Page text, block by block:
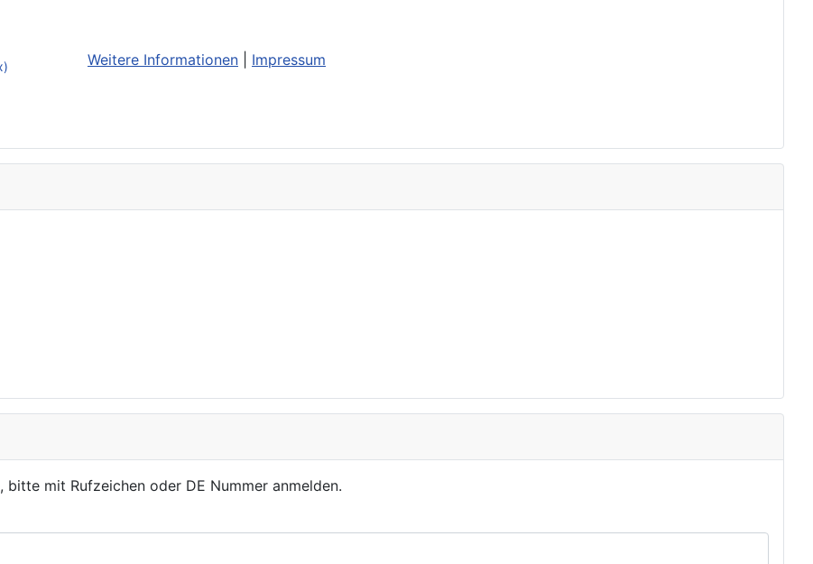
mit Rufzeichen oder DE Nummer anmelden.
Weitere Informationen
Impressum